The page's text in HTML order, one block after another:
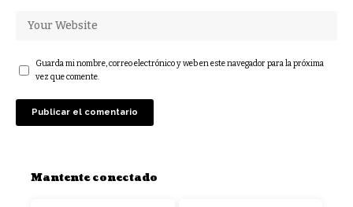
Guarda mi nombre, correo electrónico y web en este navegador para la próxima
vez que comente.
Mantente conectado